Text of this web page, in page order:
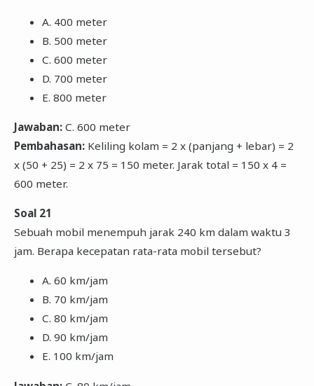
A. 400 meter
B. 500 meter
C. 600 meter
D. 700 meter
E. 800 meter
Jawaban:C. 600 meter
Pembahasan:Keliling kolam = 2 x (panjang + lebar) = 2
x (50 + 25) = 2 x 75 = 150 meter. Jarak total = 150 x 4 =
600 meter.
Soal 21
Sebuah mobil menempuh jarak 240 km dalam waktu 3
jam. Berapa kecepatan rata-rata mobil tersebut?
A. 60 km/jam
B. 70 km/jam
C. 80 km/jam
D. 90 km/jam
E. 100 km/jam